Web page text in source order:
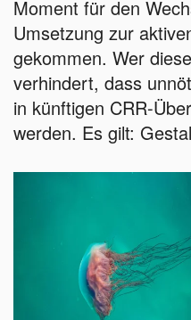
Moment für den
Umsetzung zur
gekommen. Wer
verhindert, dass
in künftigen CRR-
werden. Es gilt: